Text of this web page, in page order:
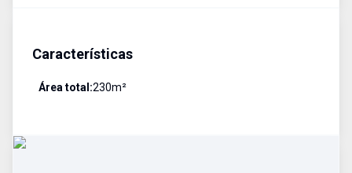
Características
Área total:230m²